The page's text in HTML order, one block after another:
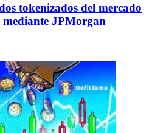
tokenizados del mercado
JPMorgan